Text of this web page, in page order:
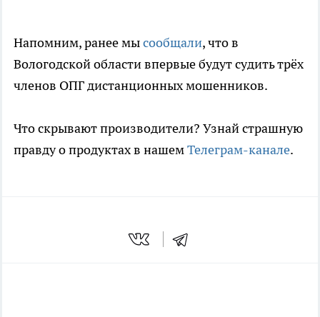
Напомним, ранее мысообщали, что в
Вологодской области впервые будут судить трёх
членов ОПГ дистанционных мошенников.
Что скрывают производители? Узнай страшную
правду о продуктах в нашемТелеграм-канале.